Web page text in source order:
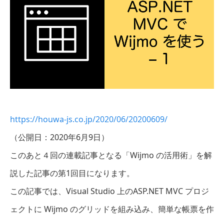
https://houwa-js.co.jp/2020/06/20200609/
（公開日：2020年6月9日）
このあと４回の連載記事となる「Wijmo の活用術」を解
説した記事の第1回目になります。
この記事では、Visual Studio 上のASP.NET MVC プロジ
ェクトに Wijmo のグリッドを組み込み、簡単な帳票を作